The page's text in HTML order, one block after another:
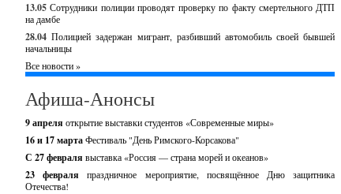
13.05 Сотрудники полиции проводят проверку по факту смертельного ДТП
на дамбе
28.04 Полицией задержан мигрант, разбивший автомобиль своей бывшей
начальницы
Все новости »
Афиша-Анонсы
9 апреля открытие выставки студентов «Современные миры»
16 и 17 мартаФестиваль "День Римского-Корсакова"
С 27 февраля выставка «Россия — страна морей и океанов»
23 февраляпраздничное мероприятие, посвящённое Дню защитника
Отечества!